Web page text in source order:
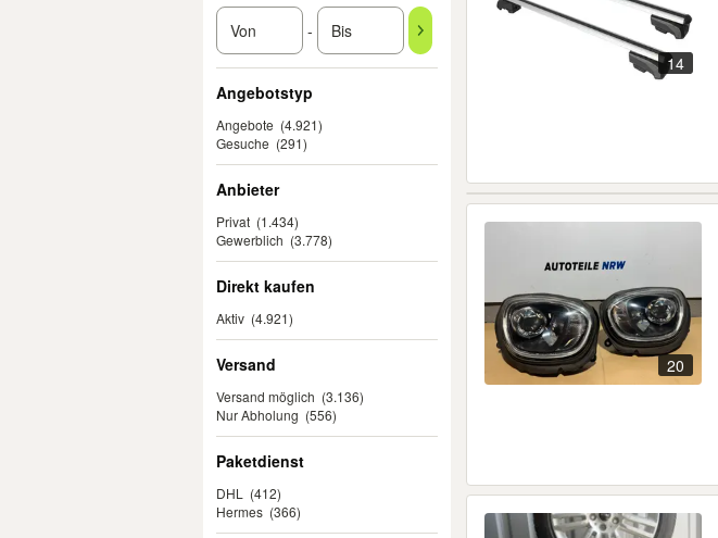
-
Angebotstyp
Angebote (4.921)
Gesuche (291)
Anbieter
Privat (1.434)
Gewerblich (3.778)
Direkt kaufen
Aktiv (4.921)
Versand
Versand möglich (3.136)
Nur Abholung (556)
Paketdienst
DHL
(412)
Hermes (366)
14
20